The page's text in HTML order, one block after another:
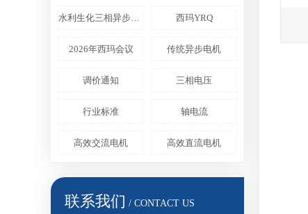
水利生化三相异步电机 西玛YRQ
2026年西玛会议 传统异步电机
调价通知 三相电压
行业标准 轴电流
高效交流电机 高效直流电机
联系我们 / CONTACT US